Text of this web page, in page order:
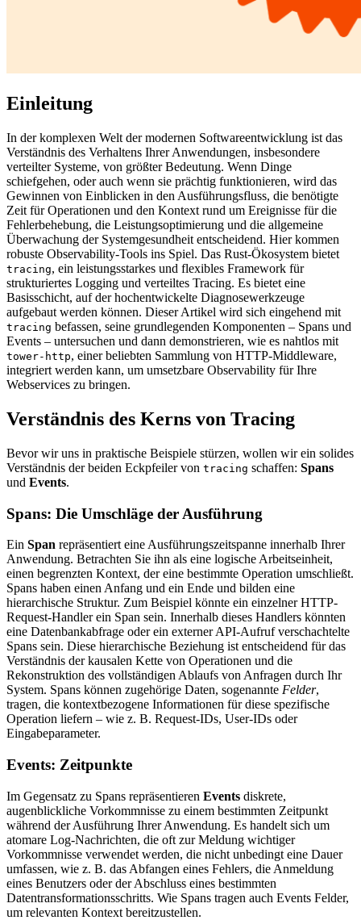
Einleitung
In der komplexen Welt der modernen Softwareentwicklung ist das
Verständnis des Verhaltens Ihrer Anwendungen, insbesondere
verteilter Systeme, von größter Bedeutung. Wenn Dinge
schiefgehen, oder auch wenn sie prächtig funktionieren, wird das
Gewinnen von Einblicken in den Ausführungsfluss, die benötigte
Zeit für Operationen und den Kontext rund um Ereignisse für die
Fehlerbehebung, die Leistungsoptimierung und die allgemeine
Überwachung der Systemgesundheit entscheidend. Hier kommen
robuste Observability-Tools ins Spiel. Das Rust-Ökosystem bietet
tracing, ein leistungsstarkes und flexibles Framework für
strukturiertes Logging und verteiltes Tracing. Es bietet eine
Basisschicht, auf der hochentwickelte Diagnosewerkzeuge
aufgebaut werden können. Dieser Artikel wird sich eingehend mit
tracing befassen, seine grundlegenden Komponenten – Spans und
Events – untersuchen und dann demonstrieren, wie es nahtlos mit
tower-http, einer beliebten Sammlung von HTTP-Middleware,
integriert werden kann, um umsetzbare Observability für Ihre
Webservices zu bringen.
Verständnis des Kerns von Tracing
Bevor wir uns in praktische Beispiele stürzen, wollen wir ein solides
Verständnis der beiden Eckpfeiler von tracing schaffen: Spans
und Events.
Spans: Die Umschläge der Ausführung
Ein Span repräsentiert eine Ausführungszeitspanne innerhalb Ihrer
Anwendung. Betrachten Sie ihn als eine logische Arbeitseinheit,
einen begrenzten Kontext, der eine bestimmte Operation umschließt.
Spans haben einen Anfang und ein Ende und bilden eine
hierarchische Struktur. Zum Beispiel könnte ein einzelner HTTP-
Request-Handler ein Span sein. Innerhalb dieses Handlers könnten
eine Datenbankabfrage oder ein externer API-Aufruf verschachtelte
Spans sein. Diese hierarchische Beziehung ist entscheidend für das
Verständnis der kausalen Kette von Operationen und die
Rekonstruktion des vollständigen Ablaufs von Anfragen durch Ihr
System. Spans können zugehörige Daten, sogenannte Felder,
tragen, die kontextbezogene Informationen für diese spezifische
Operation liefern – wie z. B. Request-IDs, User-IDs oder
Eingabeparameter.
Events: Zeitpunkte
Im Gegensatz zu Spans repräsentieren Events diskrete,
augenblickliche Vorkommnisse zu einem bestimmten Zeitpunkt
während der Ausführung Ihrer Anwendung. Es handelt sich um
atomare Log-Nachrichten, die oft zur Meldung wichtiger
Vorkommnisse verwendet werden, die nicht unbedingt eine Dauer
umfassen, wie z. B. das Abfangen eines Fehlers, die Anmeldung
eines Benutzers oder der Abschluss eines bestimmten
Datentransformationsschritts. Wie Spans tragen auch Events Felder,
um relevanten Kontext bereitzustellen.